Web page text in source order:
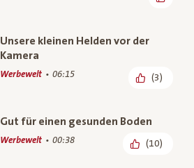
Unsere kleinen Helden vor der
Kamera
Werbewelt 06:15 (3)
Gut für einen gesunden Boden
Werbewelt 00:38 (10)